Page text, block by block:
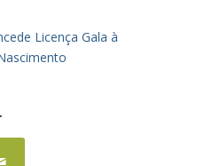
Licença Gala à